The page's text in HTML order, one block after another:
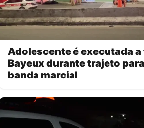
Adolescente é executada a
Bayeux durante trajeto
banda marcial